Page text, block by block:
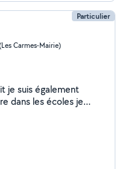
Particulier
Carmes-Mairie)
je suis également
dans les écoles je
vous aider dans vos